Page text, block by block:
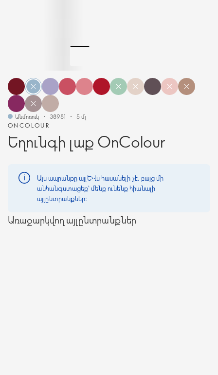
ONCOLOUR
Եղունգի լաք OnColour
Անմոռուկ 38981 5 մլ
Այս ապրանքը այլևս հասանելի չէ, բայց մի
անհանգստացեք՝ մենք ունենք հիանալի
այլընտրանքներ։
Առաջարկվող այլընտրանքներ